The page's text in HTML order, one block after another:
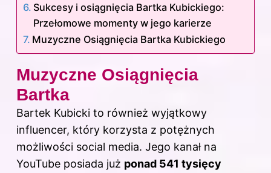
Sukcesy i osiągnięcia Bartka Kubickiego:
Przełomowe momenty w jego karierze
Muzyczne Osiągnięcia Bartka Kubickiego
Muzyczne Osiągnięcia
Bartka
Bartek Kubicki to również wyjątkowy
influencer, który korzysta z potężnych
możliwości social media. Jego kanał na
YouTube posiada już ponad 541 tysięcy